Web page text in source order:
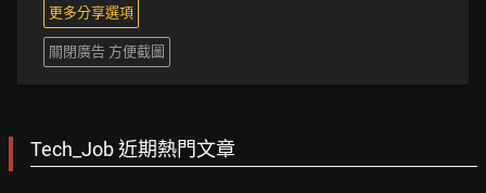
更多分享選項
關閉廣告 方便截圖
Tech_Job 近期熱門文章